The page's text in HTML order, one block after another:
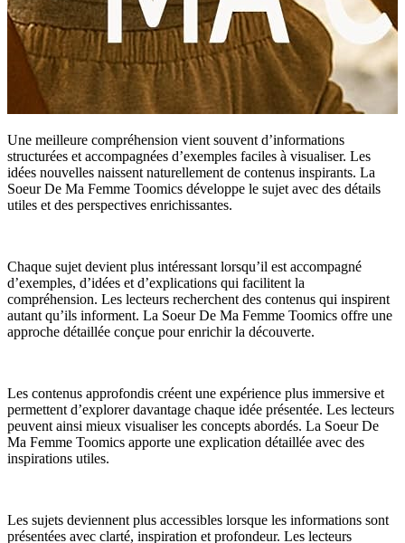
Une meilleure compréhension vient souvent d’informations
structurées et accompagnées d’exemples faciles à visualiser. Les
idées nouvelles naissent naturellement de contenus inspirants. La
Soeur De Ma Femme Toomics développe le sujet avec des détails
utiles et des perspectives enrichissantes.
Chaque sujet devient plus intéressant lorsqu’il est accompagné
d’exemples, d’idées et d’explications qui facilitent la
compréhension. Les lecteurs recherchent des contenus qui inspirent
autant qu’ils informent. La Soeur De Ma Femme Toomics offre une
approche détaillée conçue pour enrichir la découverte.
Les contenus approfondis créent une expérience plus immersive et
permettent d’explorer davantage chaque idée présentée. Les lecteurs
peuvent ainsi mieux visualiser les concepts abordés. La Soeur De
Ma Femme Toomics apporte une explication détaillée avec des
inspirations utiles.
Les sujets deviennent plus accessibles lorsque les informations sont
présentées avec clarté, inspiration et profondeur. Les lecteurs